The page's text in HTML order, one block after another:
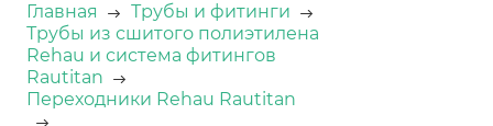
Главная
Трубы и фитинги
Трубы из сшитого полиэтилена
Rehau и система фитингов
Rautitan
Переходники Rehau Rautitan